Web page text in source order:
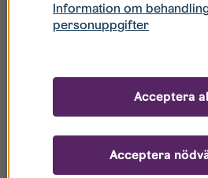
Information om
personuppgifter
Acceptera
Acceptera